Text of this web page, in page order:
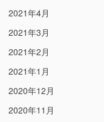
2021年4月
2021年3月
2021年2月
2021年1月
2020年12月
2020年11月